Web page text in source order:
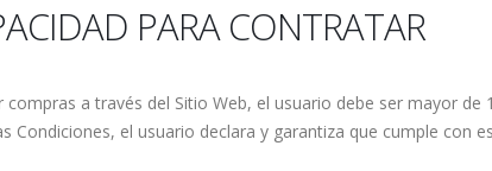
PARA CONTRATAR
compras a través del Sitio Web, el usuario debe ser mayor
Condiciones, el usuario declara y garantiza que cumple con